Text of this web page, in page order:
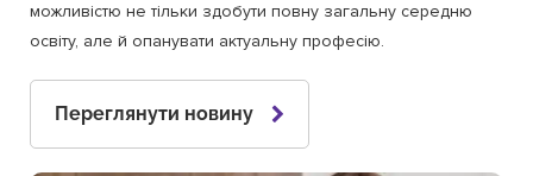
можливістю не тільки здобути повну загальну середню
освіту, але й опанувати актуальну професію.
Переглянути новину